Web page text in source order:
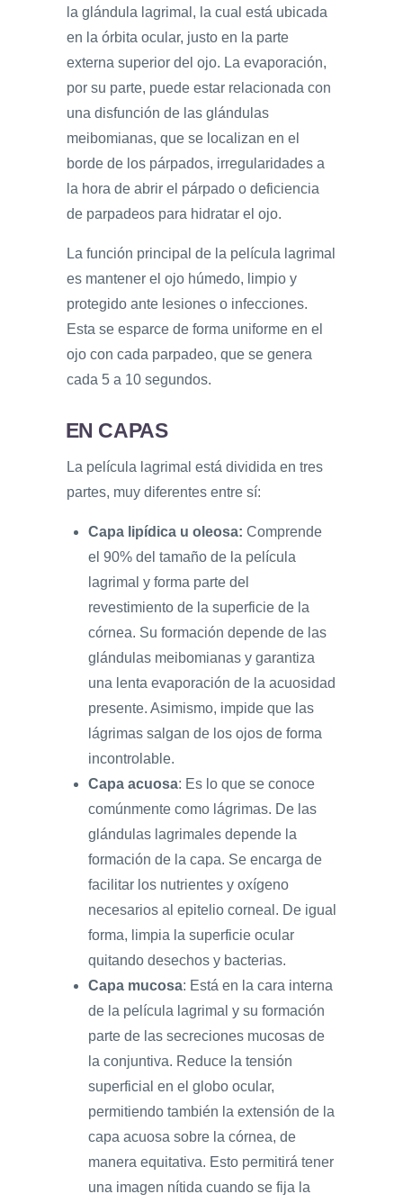
la glándula lagrimal, la cual está ubicada
en la órbita ocular, justo en la parte
externa superior del ojo. La evaporación,
por su parte, puede estar relacionada con
una disfunción de las glándulas
meibomianas, que se localizan en el
borde de los párpados, irregularidades a
la hora de abrir el párpado o deficiencia
de parpadeos para hidratar el ojo.
La función principal de la película lagrimal
es mantener el ojo húmedo, limpio y
protegido ante lesiones o infecciones.
Esta se esparce de forma uniforme en el
ojo con cada parpadeo, que se genera
cada 5 a 10 segundos.
EN CAPAS
La película lagrimal está dividida en tres
partes, muy diferentes entre sí:
Capa lipídica u oleosa: Comprende
el 90% del tamaño de la película
lagrimal y forma parte del
revestimiento de la superficie de la
córnea. Su formación depende de las
glándulas meibomianas y garantiza
una lenta evaporación de la acuosidad
presente. Asimismo, impide que las
lágrimas salgan de los ojos de forma
incontrolable.
Capa acuosa: Es lo que se conoce
comúnmente como lágrimas. De las
glándulas lagrimales depende la
formación de la capa. Se encarga de
facilitar los nutrientes y oxígeno
necesarios al epitelio corneal. De igual
forma, limpia la superficie ocular
quitando desechos y bacterias.
Capa mucosa: Está en la cara interna
de la película lagrimal y su formación
parte de las secreciones mucosas de
la conjuntiva. Reduce la tensión
superficial en el globo ocular,
permitiendo también la extensión de la
capa acuosa sobre la córnea, de
manera equitativa. Esto permitirá tener
una imagen nítida cuando se fija la